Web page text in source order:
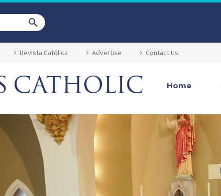
Revista Católica Advertise Contact Us
Home